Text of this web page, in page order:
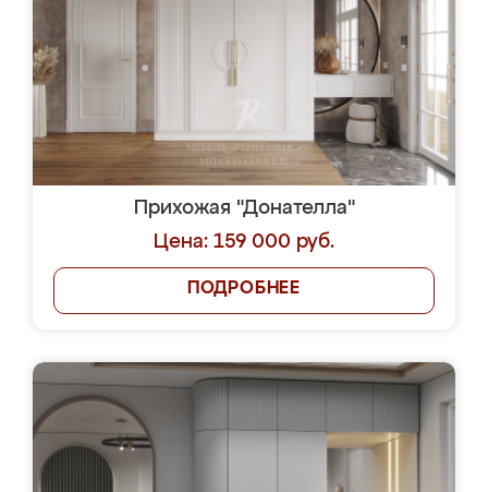
Прихожая "Донателла"
Цена: 159 000 руб.
ПОДРОБНЕЕ